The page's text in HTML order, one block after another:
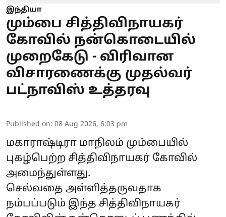
இந்தியா
மும்பை சித்திவிநாயகர்
கோவில் நன்கொடையில்
முறைகேடு - விரிவான
விசாரணைக்கு முதல்வர்
பட்நாவிஸ் உத்தரவு
Published on: 08 Aug 2026, 6:03 pm
மகாராஷ்டிரா மாநிலம் மும்பையில்
புகழ்பெற்ற சித்திவிநாயகர் கோவில்
அமைந்துள்ளது.
செல்வதை அள்ளித்தருவதாக
நம்பப்படும் இந்த சித்திவிநாயகர்